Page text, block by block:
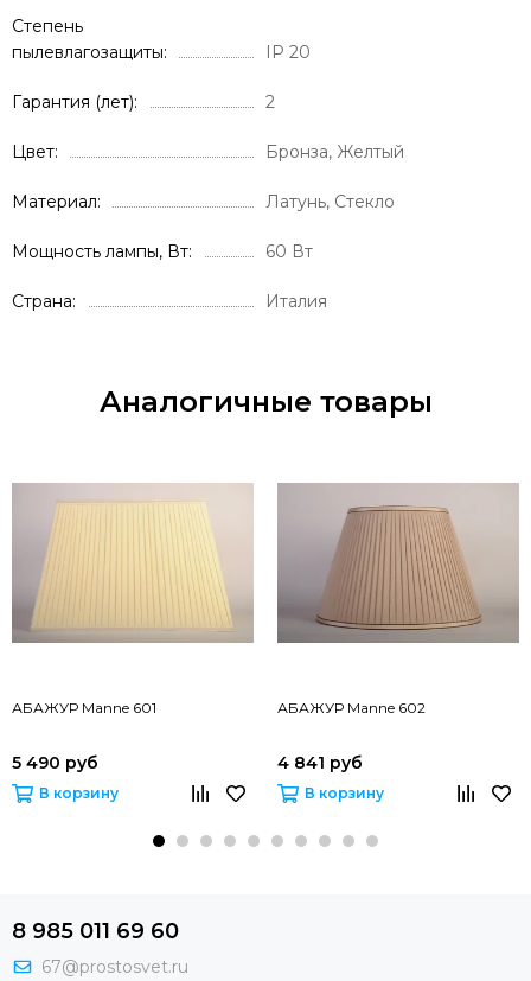
Степень
пылевлагозащиты
IP 20
Гарантия (лет) 2
Цвет Бронза, Желтый
Материал Латунь, Стекло
Мощность лампы, Вт 60 Вт
Страна Италия
Аналогичные товары
АБАЖУР Manne 601
5 490 руб
В корзину
АБАЖУР Manne 602
4 841 руб
В корзину
8 985 011 69 60
67@prostosvet.ru